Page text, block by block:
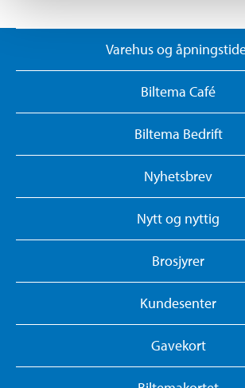
Varehus og
Biltema Café
Biltema Bedrift
Nyhetsbrev
Nytt og nyttig
Brosjyrer
Kundesenter
Gavekort